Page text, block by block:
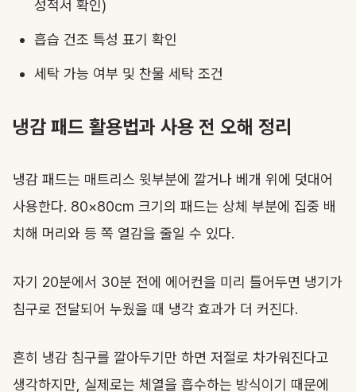
성적서 확인)
흡습 건조 특성 표기 확인
세탁 가능 여부 및 찬물 세탁 조건
냉감 패드 활용법과 사용 전 오해 정리
냉감 패드는 매트리스 윗부분에 깔거나 베개 위에 덧대어
사용한다. 80×80cm 크기의 패드는 상체 부분에 집중 배
치해 머리와 등 쪽 열감을 줄일 수 있다.
자기 20분에서 30분 전에 에어컨을 미리 틀어두면 냉기가
침구로 전달되어 누웠을 때 냉각 효과가 더 커진다.
흔히 냉감 침구를 깔아두기만 하면 저절로 차가워진다고
생각하지만, 실제로는 체열을 흡수하는 방식이기 때문에